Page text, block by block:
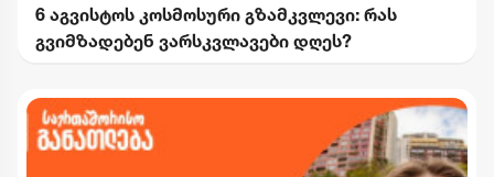
6 აგვისტოს კოსმოსური გზამკვლევი: რას
გვიმზადებენ ვარსკვლავები დღეს?